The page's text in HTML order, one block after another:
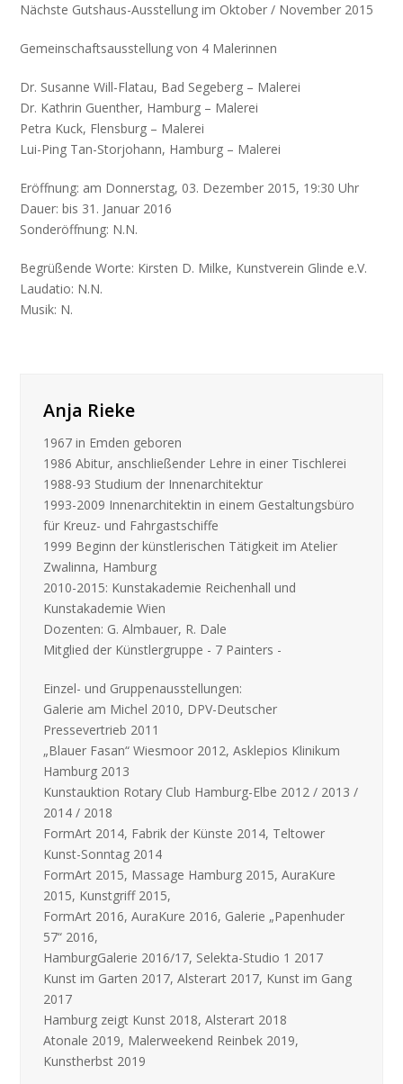
Nächste Gutshaus-Ausstellung im Oktober / November 2015
Gemeinschaftsausstellung von 4 Malerinnen
Dr. Susanne Will-Flatau, Bad Segeberg – Malerei
Dr. Kathrin Guenther, Hamburg – Malerei
Petra Kuck, Flensburg – Malerei
Lui-Ping Tan-Storjohann, Hamburg – Malerei
Eröffnung: am Donnerstag, 03. Dezember 2015, 19:30 Uhr
Dauer: bis 31. Januar 2016
Sonderöffnung: N.N.
Begrüßende Worte: Kirsten D. Milke, Kunstverein Glinde e.V.
Laudatio: N.N.
Musik: N.
Anja Rieke
1967 in Emden geboren
1986 Abitur, anschließender Lehre in einer Tischlerei
1988-93 Studium der Innenarchitektur
1993-2009 Innenarchitektin in einem Gestaltungsbüro
für Kreuz- und Fahrgastschiffe
1999 Beginn der künstlerischen Tätigkeit im Atelier
Zwalinna, Hamburg
2010-2015: Kunstakademie Reichenhall und
Kunstakademie Wien
Dozenten: G. Almbauer, R. Dale
Mitglied der Künstlergruppe - 7 Painters -
Einzel- und Gruppenausstellungen:
Galerie am Michel 2010, DPV-Deutscher
Pressevertrieb 2011
„Blauer Fasan“ Wiesmoor 2012, Asklepios Klinikum
Hamburg 2013
Kunstauktion Rotary Club Hamburg-Elbe 2012 / 2013 /
2014 / 2018
FormArt 2014, Fabrik der Künste 2014, Teltower
Kunst-Sonntag 2014
FormArt 2015, Massage Hamburg 2015, AuraKure
2015, Kunstgriff 2015,
FormArt 2016, AuraKure 2016, Galerie „Papenhuder
57“ 2016,
HamburgGalerie 2016/17, Selekta-Studio 1 2017
Kunst im Garten 2017, Alsterart 2017, Kunst im Gang
2017
Hamburg zeigt Kunst 2018, Alsterart 2018
Atonale 2019, Malerweekend Reinbek 2019,
Kunstherbst 2019